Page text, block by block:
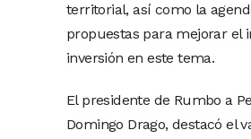
territorial, así como la
propuestas para mejorar el
inversión en este tema.
El presidente de Rumbo a
Domingo Drago, destacó el